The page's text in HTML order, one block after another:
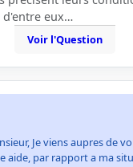
d'entre eux…
Voir l'Question
Je viens aupres de
aide, par rapport a ma